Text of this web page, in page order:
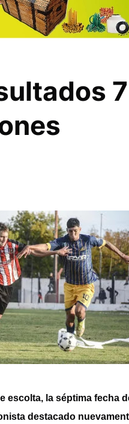
la séptima fecha
destacado